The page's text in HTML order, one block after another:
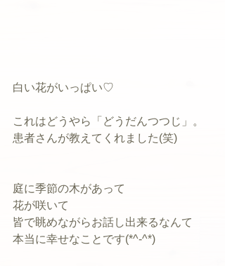
白い花がいっぱい♡
これはどうやら「どうだんつつじ」。
患者さんが教えてくれました(笑)
庭に季節の木があって
花が咲いて
皆で眺めながらお話し出来るなんて
本当に幸せなことです(*^-^*)